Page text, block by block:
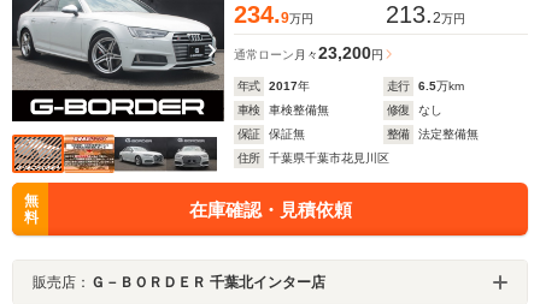
234.9万円 213.2万円
通常ローン 月々23,200円
年式 2017年 走行 6.5万km
車検
車検整備無 修復
なし
保証
保証無 整備
法定整備無
住所
千葉県千葉市花見川区
無
料
在庫確認・見積依頼
販売店： Ｇ－ＢＯＲＤＥＲ 千葉北インター店